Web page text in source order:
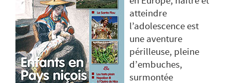
atteindre
l’adolescence est
une aventure
périlleuse, pleine
d’embuches,
surmontée